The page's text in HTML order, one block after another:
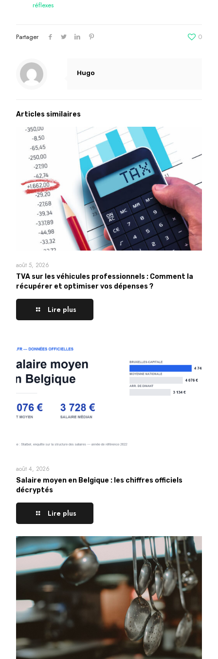
réflexes
Partager 0
Hugo
Articles similaires
août 5, 2026
TVA sur les véhicules professionnels : Comment la
récupérer et optimiser vos dépenses ?
Lire plus
août 4, 2026
Salaire moyen en Belgique : les chiffres officiels
décryptés
Lire plus